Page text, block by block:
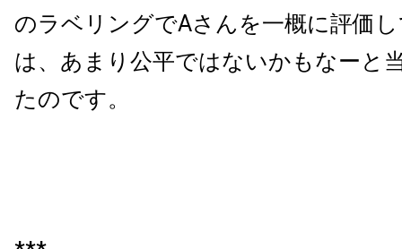
のラベリングでAさんを一概に評価
は、あまり公平ではないかもなーと
たのです。